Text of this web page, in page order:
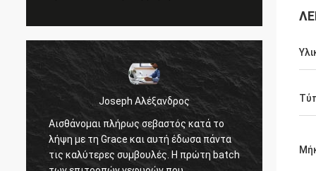
Joseph Αλέξανδρος
Αισθάνομαι πλήρως σεβαστός κατά το
λήψη με τη Grace και αυτή έδωσα πάντα
τις καλύτερες συμβουλές. Η πρώτη batch
Τα καλά μέλη
τον
απαντούν στις